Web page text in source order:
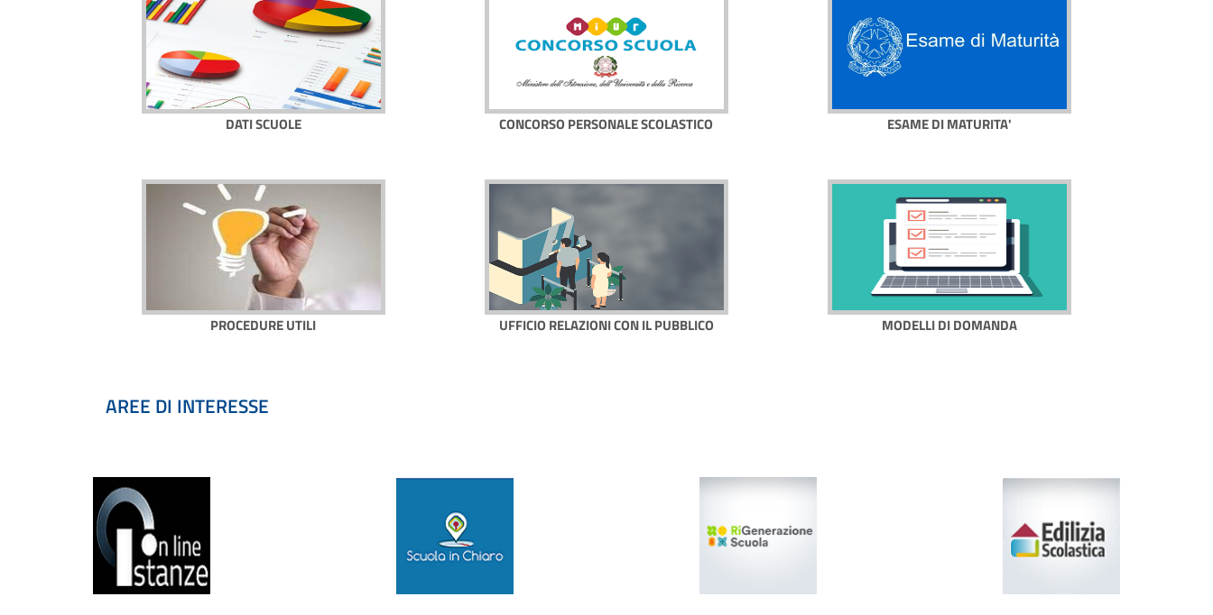
DATI SCUOLE CONCORSO PERSONALE SCOLASTICO ESAME DI MATURITA'
PROCEDURE UTILI UFFICIO RELAZIONI CON IL PUBBLICO MODELLI DI DOMANDA
AREE DI INTERESSE